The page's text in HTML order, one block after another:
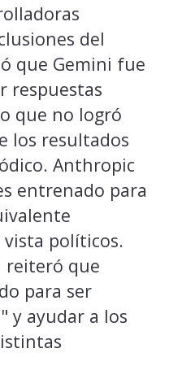
del
que Gemini fue
respuestas
que no logró
los resultados
Anthropic
entrenado para
políticos.
reiteró que
para ser
y ayudar a los